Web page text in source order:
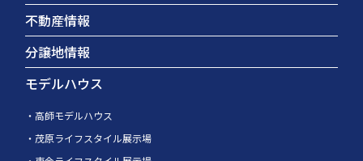
不動産情報
分譲地情報
モデルハウス
高師モデルハウス
茂原ライフスタイル展示場